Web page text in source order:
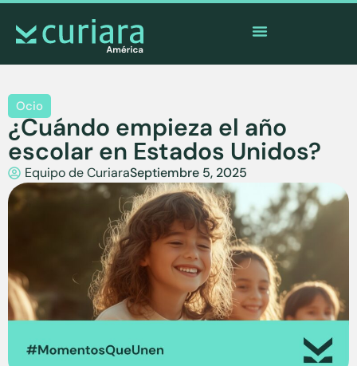
Ocio
¿Cuándo empieza el año
escolar en Estados Unidos?
Equipo de CuriaraSeptiembre 5, 2025